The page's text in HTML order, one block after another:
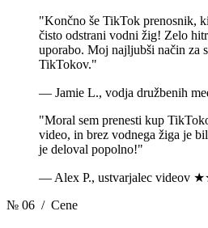
"Končno še TikTok prenosnik,
čisto odstrani vodni žig! Zelo
uporabo. Moj najljubši način za
TikTokov."
— Jamie L., vodja družbenih
"Moral sem prenesti kup
video, in brez vodnega žiga je
je deloval popolno!"
— Alex P., ustvarjalec videov
№ 06 / Cene